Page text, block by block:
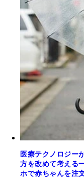
医療テクノロジー
方を改めて考える
ホで赤ちゃんを注